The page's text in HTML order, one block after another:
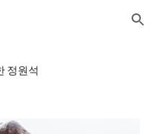
Skip to navigation
정원석